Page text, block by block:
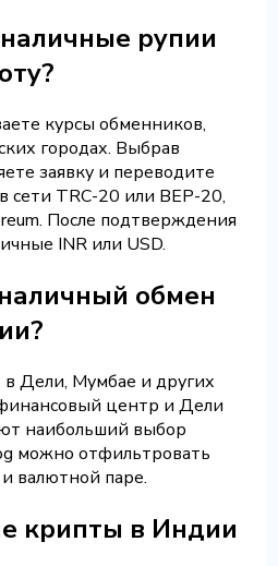
рупии
курсы обменников,
городах. Выбрав
заявку и переводите
сети TRC-20 или BEP-20,
После подтверждения
INR или USD.
обмен
Дели, Мумбае и других
центр и Дели
наибольший выбор
можно отфильтровать
валютной паре.
крипты в Индии